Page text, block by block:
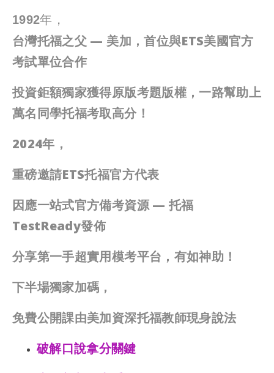
1992年，
台灣托福之父 — 美加，首位與ETS美國官方
考試單位合作
投資鉅額獨家獲得原版考題版權， 一路幫助上
萬名同學托福考取高分！
2024年，
重磅邀請ETS托福官方代表
因應一站式官方備考資源 — 托福
TestReady發佈
分享第一手超實用模考平台，有如神助！
下半場獨家加碼，
免費公開課由美加資深托福教師現身說法
破解口說拿分關鍵